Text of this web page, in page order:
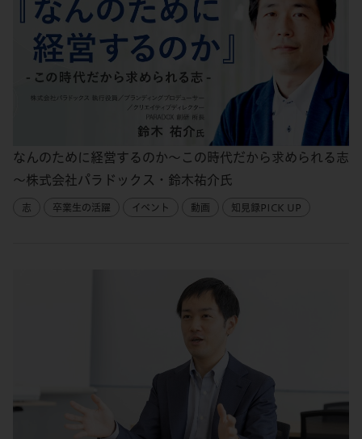
なんのために経営するのか～この時代だから求められる志
～株式会社パラドックス・鈴木祐介氏
志 卒業生の活躍 イベント 動画 知見録PICK UP